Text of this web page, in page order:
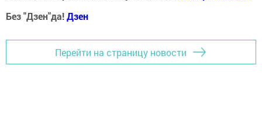
Без "Дзен"да!Дзен
Перейти на страницу новости